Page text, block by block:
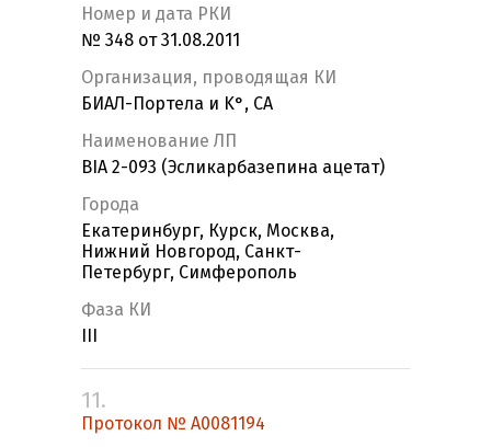
Номер и дата РКИ
№ 348 от 31.08.2011
Организация, проводящая КИ
БИАЛ-Портела и K°, СА
Наименование ЛП
BIA 2-093 (Эсликарбазепина ацетат)
Города
Екатеринбург, Курск, Москва,
Нижний Новгород, Санкт-
Петербург, Симферополь
Фаза КИ
11.
Протокол № А0081194